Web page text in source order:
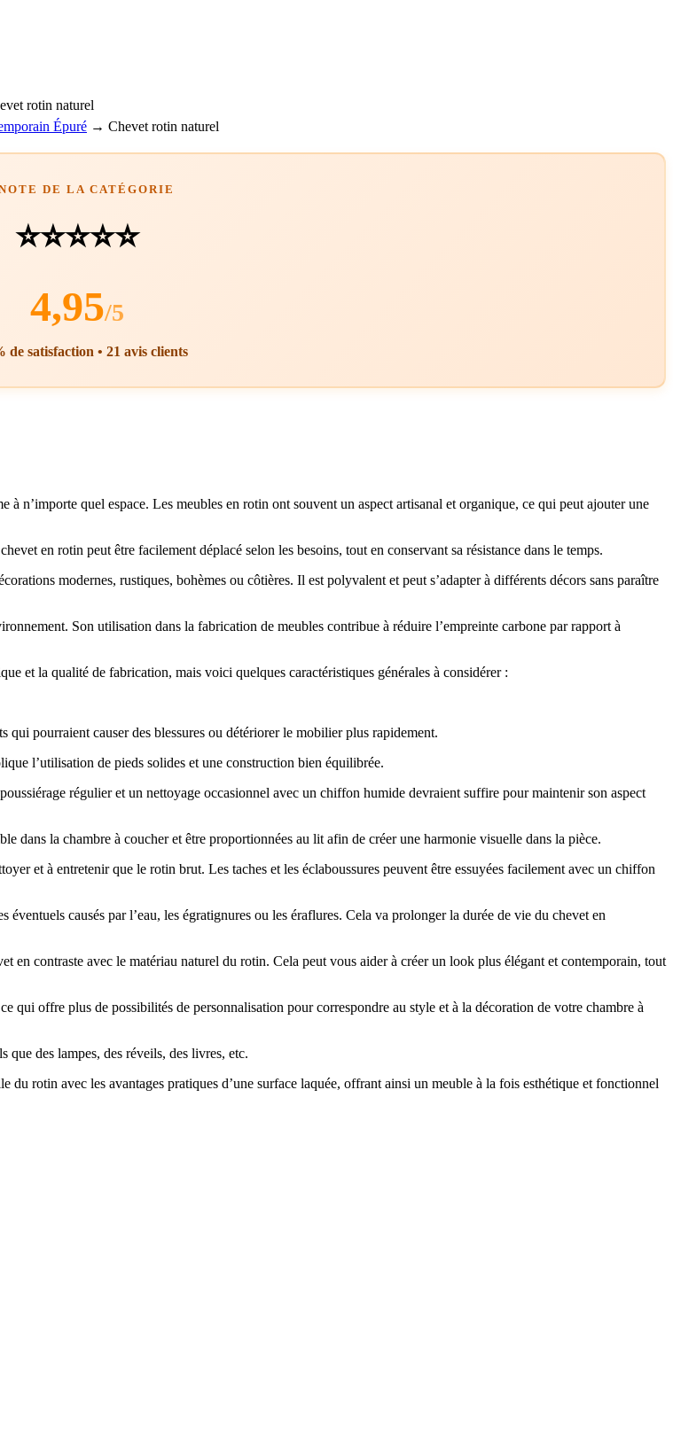
rotin naturel
Épuré → Chevet rotin naturel
DE LA CATÉGORIE
⭐⭐⭐⭐⭐
4,95/5
de satisfaction • 21 avis clients
n’importe quel espace. Les meubles en rotin ont souvent un aspect artisanal et organique, ce qui peut ajouter une
en rotin peut être facilement déplacé selon les besoins, tout en conservant sa résistance dans le temps.
modernes, rustiques, bohèmes ou côtières. Il est polyvalent et peut s’adapter à différents décors sans paraître
Son utilisation dans la fabrication de meubles contribue à réduire l’empreinte carbone par rapport à
et la qualité de fabrication, mais voici quelques caractéristiques générales à considérer :
pourraient causer des blessures ou détériorer le mobilier plus rapidement.
l’utilisation de pieds solides et une construction bien équilibrée.
régulier et un nettoyage occasionnel avec un chiffon humide devraient suffire pour maintenir son aspect
dans la chambre à coucher et être proportionnées au lit afin de créer une harmonie visuelle dans la pièce.
et à entretenir que le rotin brut. Les taches et les éclaboussures peuvent être essuyées facilement avec un chiffon
causés par l’eau, les égratignures ou les éraflures. Cela va prolonger la durée de vie du chevet en
en contraste avec le matériau naturel du rotin. Cela peut vous aider à créer un look plus élégant et contemporain, tout
qui offre plus de possibilités de personnalisation pour correspondre au style et à la décoration de votre chambre à
des lampes, des réveils, des livres, etc.
rotin avec les avantages pratiques d’une surface laquée, offrant ainsi un meuble à la fois esthétique et fonctionnel